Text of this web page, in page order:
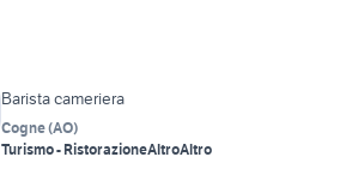
Barista cameriera
Cogne(AO)
Turismo - RistorazioneAltroAltro